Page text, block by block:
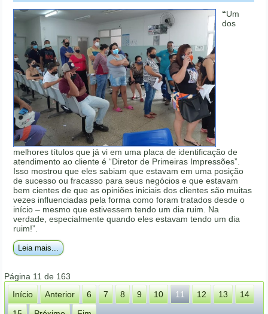
“Um
dos
melhores títulos que já vi em uma placa de identificação de
atendimento ao cliente é “Diretor de Primeiras Impressões”.
Isso mostrou que eles sabiam que estavam em uma posição
de sucesso ou fracasso para seus negócios e que estavam
bem cientes de que as opiniões iniciais dos clientes são muitas
vezes influenciadas pela forma como foram tratados desde o
início – mesmo que estivessem tendo um dia ruim. Na
verdade, especialmente quando eles estavam tendo um dia
ruim!”.
Leia mais...
Página 11 de 163
Início
Anterior 6 7 8 9 10 11 12 13
14